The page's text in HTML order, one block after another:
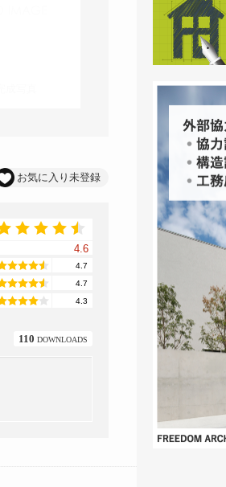
お気に入り未登録
4.6
4.7
4.7
4.3
110 DOWNLOADS